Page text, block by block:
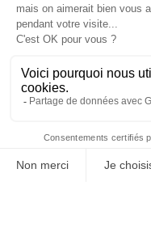
DRH , RRH
ou
département conseil
Témoignage
« Je suis responsable
passionnant. D’une